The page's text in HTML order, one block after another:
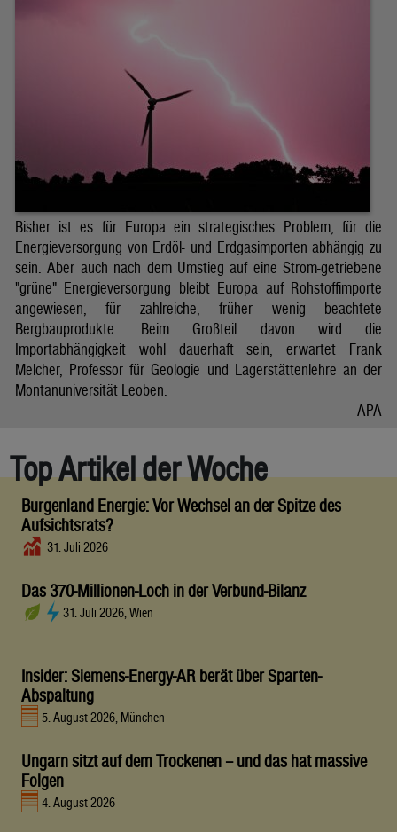
Bisher ist es für Europa ein strategisches Problem, für die
Energieversorgung von Erdöl- und Erdgasimporten abhängig zu
sein. Aber auch nach dem Umstieg auf eine Strom-getriebene
"grüne" Energieversorgung bleibt Europa auf Rohstoffimporte
angewiesen, für zahlreiche, früher wenig beachtete
Bergbauprodukte. Beim Großteil davon wird die
Importabhängigkeit wohl dauerhaft sein, erwartet Frank
Melcher, Professor für Geologie und Lagerstättenlehre an der
Montanuniversität Leoben.
APA
Top Artikel der Woche
Burgenland Energie: Vor Wechsel an der Spitze des
Aufsichtsrats?
31. Juli 2026
Das 370-Millionen-Loch in der Verbund-Bilanz
31. Juli 2026, Wien
Insider: Siemens-Energy-AR berät über Sparten-
Abspaltung
5. August 2026, München
Ungarn sitzt auf dem Trockenen – und das hat massive
Folgen
4. August 2026